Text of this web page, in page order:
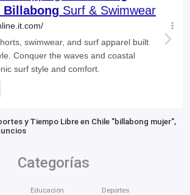
y Tiempo Libre en Chile "billabong mujer",
Categorías
Educación Deportes